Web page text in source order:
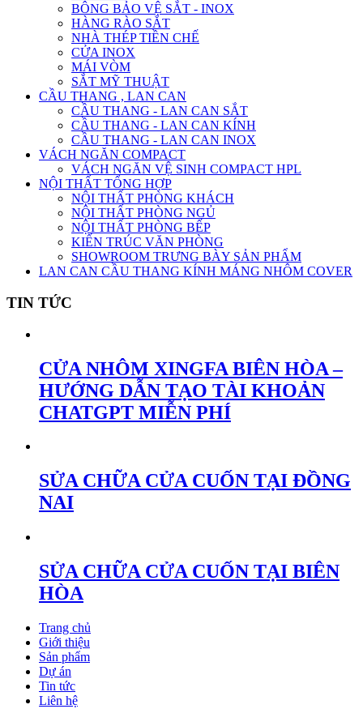
BÔNG BẢO VỆ SẮT - INOX
HÀNG RÀO SẮT
NHÀ THÉP TIỀN CHẾ
CỬA INOX
MÁI VÒM
SẮT MỸ THUẬT
CẦU THANG , LAN CAN
CẦU THANG - LAN CAN SẮT
CẦU THANG - LAN CAN KÍNH
CẦU THANG - LAN CAN INOX
VÁCH NGĂN COMPACT
VÁCH NGĂN VỆ SINH COMPACT HPL
NỘI THẤT TỔNG HỢP
NỘI THẤT PHÒNG KHÁCH
NỘI THẤT PHÒNG NGỦ
NỘI THẤT PHÒNG BẾP
KIẾN TRÚC VĂN PHÒNG
SHOWROOM TRƯNG BÀY SẢN PHẨM
LAN CAN CẦU THANG KÍNH MÁNG NHÔM COVER
TIN TỨC
CỬA NHÔM XINGFA BIÊN HÒA –
HƯỚNG DẪN TẠO TÀI KHOẢN
CHATGPT MIỄN PHÍ
SỬA CHỮA CỬA CUỐN TẠI ĐỒNG
NAI
SỬA CHỮA CỬA CUỐN TẠI BIÊN
HÒA
Trang chủ
Giới thiệu
Sản phẩm
Dự án
Tin tức
Liên hệ